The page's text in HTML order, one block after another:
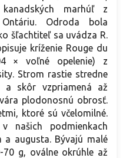
marhúľ z
Odroda bola
šľachtiteľ sa uvádza R.
kríženie Rouge du
× voľné opelenie) z
Strom rastie stredne
a skôr vzpriamená až
plodonosnú obrosť.
ktoré sú včelomilné.
našich podmienkach
a augusta. Bývajú malé
g, oválne okrúhle až